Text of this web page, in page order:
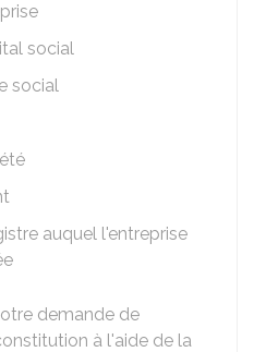
social
social
auquel l'entreprise
demande de
à l'aide de la